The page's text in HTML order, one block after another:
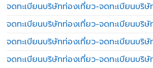
จดทะเบียนบริษัทท่องเที่ยว-จดทะเบียนบริษั
จดทะเบียนบริษัทท่องเที่ยว-จดทะเบียนบริ
จดทะเบียนบริษัทท่องเที่ยว-จดทะเบียนบริ
จดทะเบียนบริษัทท่องเที่ยว-จดทะเบียนบริ